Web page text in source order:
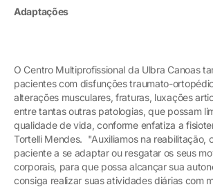
Adaptações
O Centro Multiprofissional da Ulbra Canoas
pacientes com disfunções traumato-
alterações musculares, fraturas, luxações
entre tantas outras patologias, que possam
qualidade de vida, conforme enfatiza a
Tortelli Mendes. "Auxiliamos na reabilitação,
paciente a se adaptar ou resgatar os seus
corporais, para que possa alcançar sua
consiga realizar suas atividades diárias com